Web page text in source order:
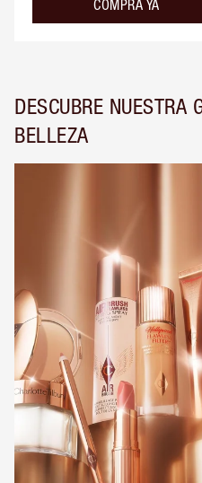
COMPRA YA
DESCUBRE NUESTRA
BELLEZA